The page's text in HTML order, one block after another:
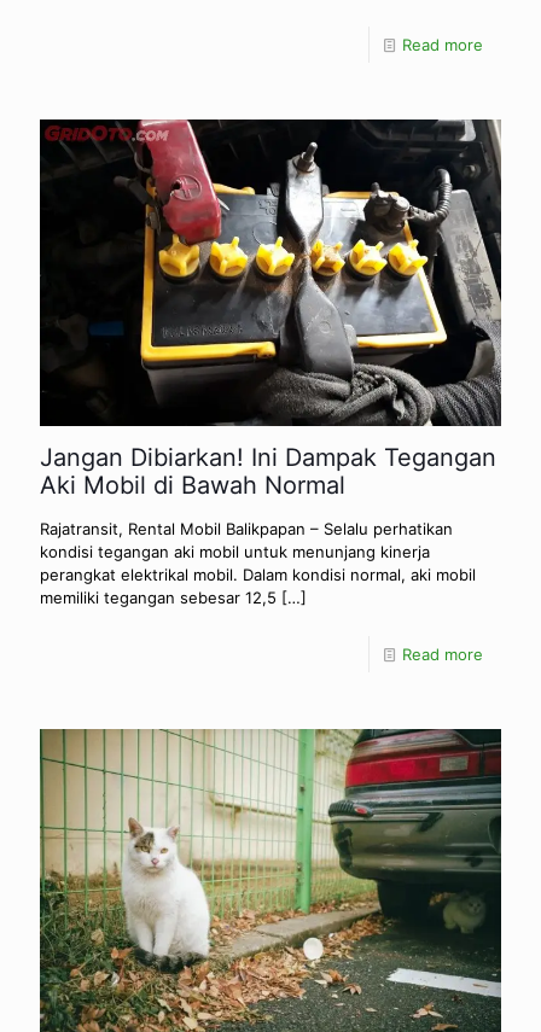
Read more
Jangan Dibiarkan! Ini Dampak Tegangan
Aki Mobil di Bawah Normal
Rajatransit, Rental Mobil Balikpapan – Selalu perhatikan
kondisi tegangan aki mobil untuk menunjang kinerja
perangkat elektrikal mobil. Dalam kondisi normal, aki mobil
memiliki tegangan sebesar 12,5 […]
Read more